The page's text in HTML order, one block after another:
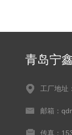
青岛宁
工厂地址
邮箱：
传真：